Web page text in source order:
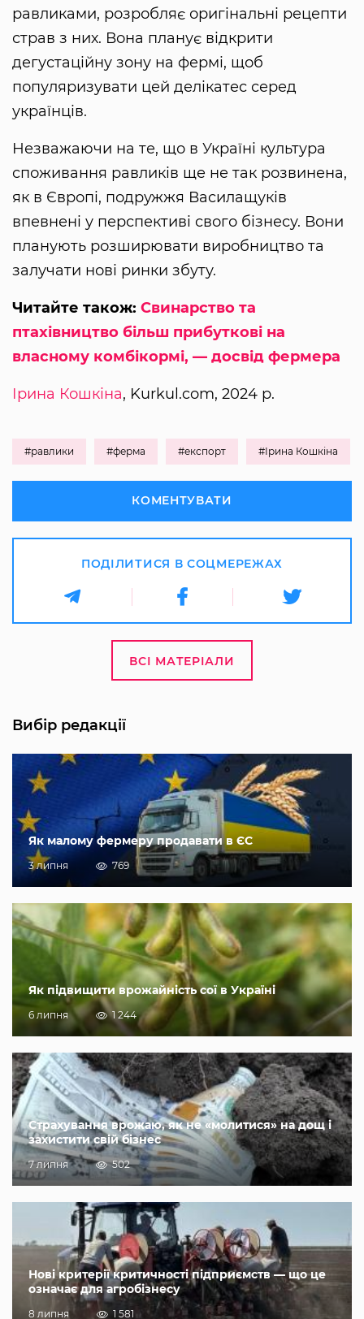
равликами, розробляє оригінальні рецепти
страв з них. Вона планує відкрити
дегустаційну зону на фермі, щоб
популяризувати цей делікатес серед
українців.
Незважаючи на те, що в Україні культура
споживання равликів ще не так розвинена,
як в Європі, подружжя Василащуків
впевнені у перспективі свого бізнесу. Вони
планують розширювати виробництво та
залучати нові ринки збуту.
Читайте також: Свинарство та
птахівництво більш прибуткові на
власному комбікормі, — досвід фермера
Ірина Кошкіна, Kurkul.com, 2024 р.
#равлики #ферма #експорт #Ірина Кошкіна
КОМЕНТУВАТИ
ПОДІЛИТИСЯ В СОЦМЕРЕЖАХ
ВСІ МАТЕРІАЛИ
Вибір редакції
Як малому фермеру продавати в ЄС
3 липня 769
Як підвищити врожайність сої в Україні
6 липня 1 244
Страхування врожаю, як не «молитися» на дощ і
захистити свій бізнес
7 липня 502
Нові критерії критичності підприємств — що це
означає для агробізнесу
8 липня 1 581